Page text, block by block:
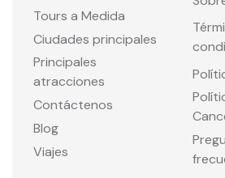
Tours a Medida
Ciudades principales
Principales
atracciones
Contáctenos
Blog
Viajes